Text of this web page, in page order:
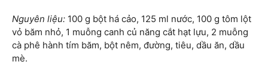
Nguyên liệu: 100 g bột há cảo, 125 ml nước, 100 g tôm lột
vỏ băm nhỏ, 1 muỗng canh củ năng cắt hạt lựu, 2 muỗng
cà phê hành tím băm, bột nêm, đường, tiêu, dầu ăn, dầu
mè.